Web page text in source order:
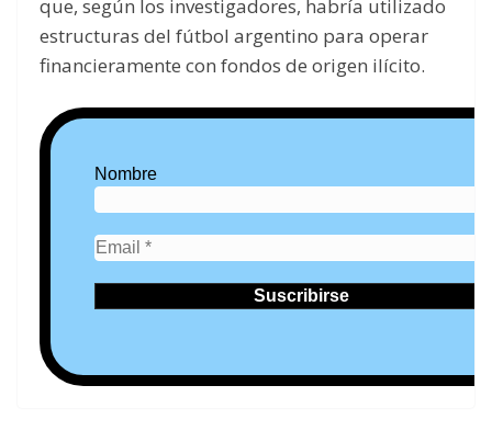
que, según los investigadores, habría utilizado
estructuras del fútbol argentino para operar
financieramente con fondos de origen ilícito.
Nombre